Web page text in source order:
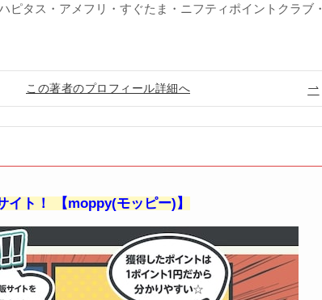
ピタス・アメフリ・すぐたま・ニフティポイントクラブ・
この著者のプロフィール詳細へ
イト！ 【moppy(モッピー)】